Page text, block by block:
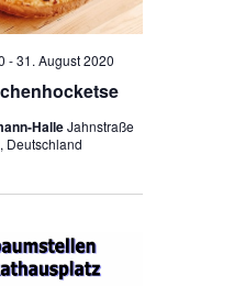
-31. August 2020
HalleJahnstraße
Deutschland